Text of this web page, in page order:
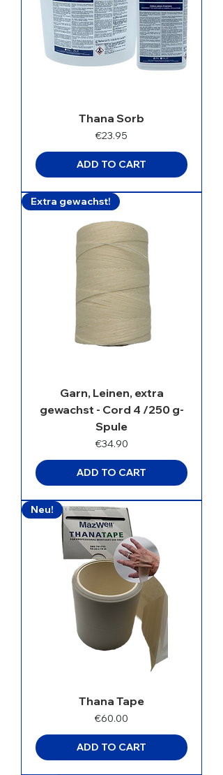
Thana Sorb
Price
€23.95
ADD TO CART
Extra gewachst!
Garn, Leinen, extra
gewachst - Cord 4 /250 g-
Spule
Price
€34.90
ADD TO CART
Neu!
Thana Tape
Price
€60.00
ADD TO CART